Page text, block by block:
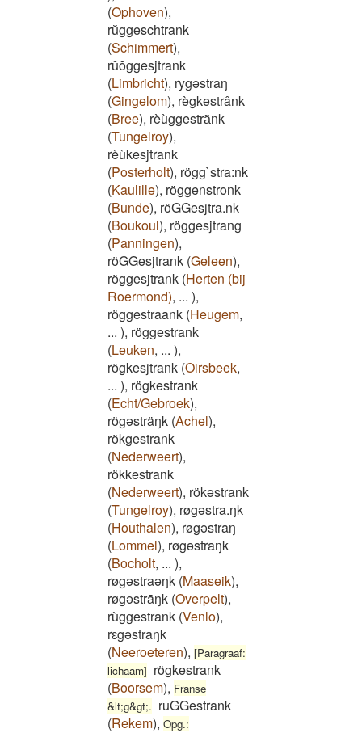
(Ophoven),
rŭggeschtrank
(Schimmert),
rŭŏggesjtrank
(Limbricht), rygəstraŋ
(Gingelom), règkestrânk
(Bree), rèùggestra͂nk
(Tungelroy),
rèùkesjtrank
(Posterholt), rögg`stra:nk
(Kaulille), röggenstronk
(Bunde), röGGesjtra.nk
(Boukoul), röggesjtrang
(Panningen),
röGGesjtrank (Geleen),
röggesjtrank (Herten (bij
Roermond), ... ),
röggestraank (Heugem,
... ), röggestrank
(Leuken, ... ),
rögkesjtrank (Oirsbeek,
... ), rögkestrank
(Echt/Gebroek),
rögəsträŋk (Achel),
rökgestrank
(Nederweert),
rökkestrank
(Nederweert), rökəstrank
(Tungelroy), røgəstra.ŋk
(Houthalen), røgəstraŋ
(Lommel), røgəstraŋk
(Bocholt, ... ),
røgəstraəŋk (Maaseik),
røgəstrāŋk (Overpelt),
rùggestrank (Venlo),
rɛgəstraŋk
(Neeroeteren), [Paragraaf:
lichaam] rögkestrank
(Boorsem), Franse
&lt;g&gt;. ruGGestrank
(Rekem), Opg.: